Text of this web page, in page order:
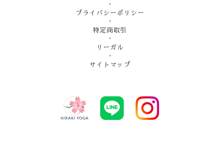
プライバシーポリシー
特定商取引
リーガル
サイトマップ